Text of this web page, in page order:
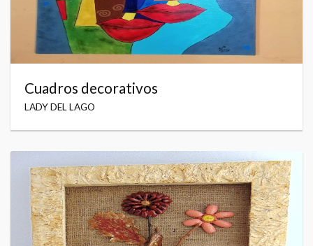
Cuadros decorativos
LADY DEL LAGO